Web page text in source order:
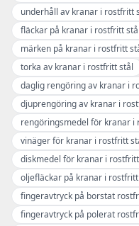
underhåll av kranar i rostfritt
fläckar på kranar i rostfritt stål
märken på kranar i rostfritt
torka av kranar i rostfritt stål
daglig rengöring av kranar i
djuprengöring av kranar i
rengöringsmedel för kranar i
vinäger för kranar i rostfritt
diskmedel för kranar i
oljefläckar på kranar i
fingeravtryck på borstat
fingeravtryck på polerat